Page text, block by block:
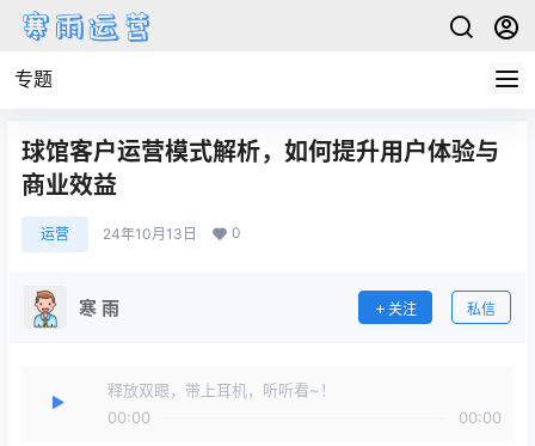
专题
球馆客户运营模式解析，如何提升用户体验与
商业效益
运营 24年10月13日 0
寒 雨 关注 私信
释放双眼，带上耳机，听听看~！
00:00
00:00